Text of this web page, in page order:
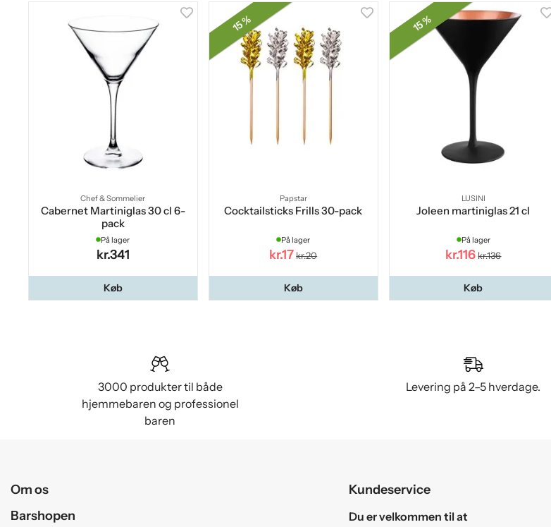
Chef & Sommelier
Cabernet Martiniglas 30 cl 6-
pack
På lager
kr.341
Køb
15 %
Papstar
Cocktailsticks Frills 30-pack
På lager
kr.17 kr.20
Køb
15 %
LUSINI
Joleen martiniglas 21 cl
På lager
kr.116 kr.136
Køb
3000 produkter til både
hjemmebaren og professionel
baren
Levering på 2–5 hverdage.
Om os
Barshopen
Kundeservice
Du er velkommen til at